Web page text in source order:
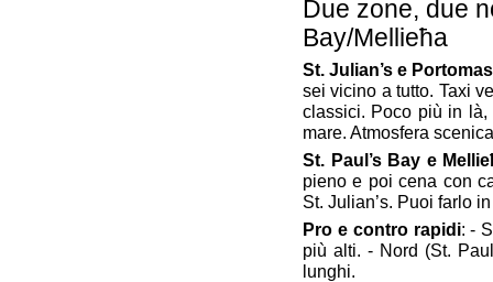
Due zone, due
Bay/Mellieħa
St. Julian’s e
sei vicino a tutto. Taxi
classici. Poco più in
mare. Atmosfera
St. Paul’s Bay e
pieno e poi cena con
St. Julian’s. Puoi farlo
Pro e contro rapidi: -
più alti. - Nord (St.
lunghi.